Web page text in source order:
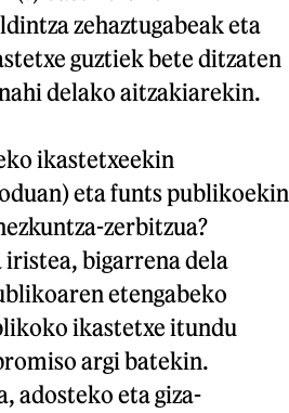
zehaztugabeak eta
guztiek bete ditzaten
delako aitzakiarekin.
ikastetxeekin
eta funts publikoekin
zerbitzua?
bigarrena dela
etengabeko
ikastetxe itundu
argi batekin.
adosteko eta giza-